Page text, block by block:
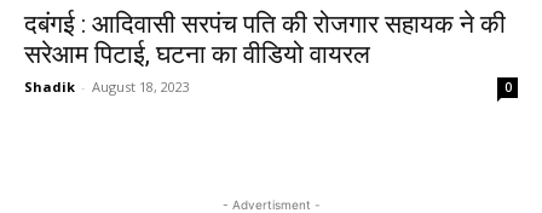
दबंगई : आदिवासी सरपंच पति की रोजगार सहायक ने की
सरेआम पिटाई, घटना का वीडियो वायरल
Shadik - August 18, 2023 0
- Advertisment -